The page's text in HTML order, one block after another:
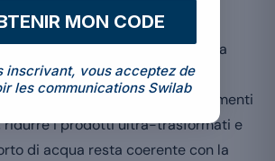
una transizione verso
in autunno o in primavera sia
la quota di frutta e verdura di
antiossidanti, privilegiare gli alimenti
ridurre i prodotti ultra-trasformati e
di acqua resta coerente con la
MON CODE
inscrivant, vous acceptez de
les communications Swilab